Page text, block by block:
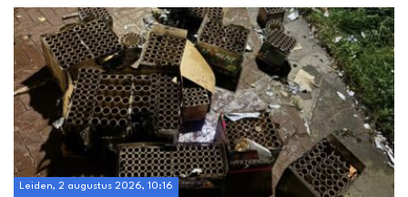
Leiden, 2 augustus 2026, 10:16